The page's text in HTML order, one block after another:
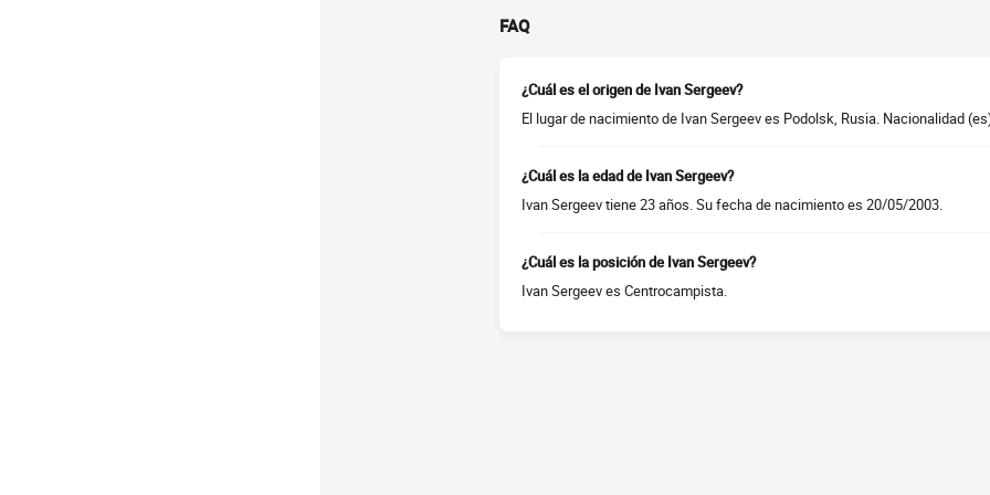
FAQ
¿Cuál es el origen de Ivan Sergeev?
El lugar de nacimiento de Ivan Sergeev es Podolsk, Rusia. Nacionalidad
¿Cuál es la edad de Ivan Sergeev?
Ivan Sergeev tiene 23 años. Su fecha de nacimiento es 20/05/2003.
¿Cuál es la posición de Ivan Sergeev?
Ivan Sergeev es Centrocampista.